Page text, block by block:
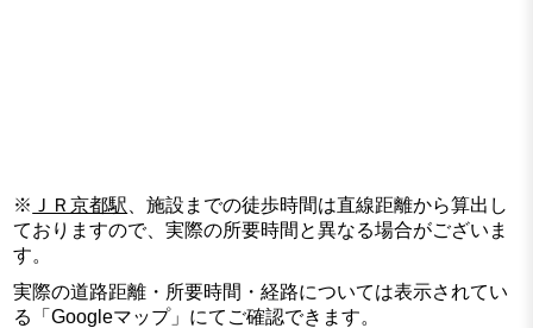
※ ＪＲ京都駅 、施設までの徒歩時間は直線距離から算出し
ておりますので、実際の所要時間と異なる場合がございま
す。
実際の道路距離・所要時間・経路については表示されてい
る「Googleマップ」にてご確認できます。